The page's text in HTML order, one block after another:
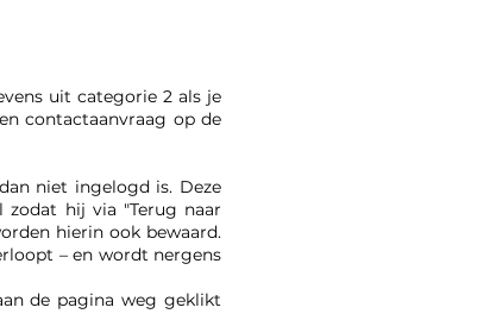
uit categorie 2 als je
contactaanvraag op de
niet ingelogd is. Deze
zodat hij via "Terug naar
hierin ook bewaard.
– en wordt nergens
de pagina weg geklikt